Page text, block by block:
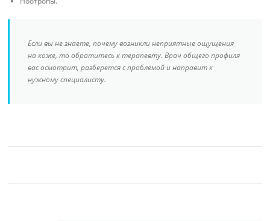
Если вы не знаете, почему возникли неприятные ощущения
на коже, то обратитесь к терапевту. Врач общего профиля
вас осмотрит, разберется с проблемой и направит к
нужному специалисту.